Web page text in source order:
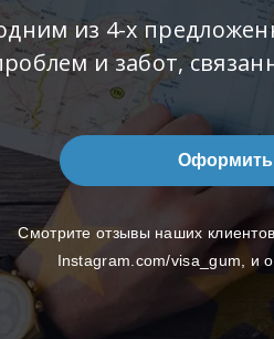
из 4-х
и забот,
Оформить
Смотрите отзывы наших
Instagram.com/visa_gum, и